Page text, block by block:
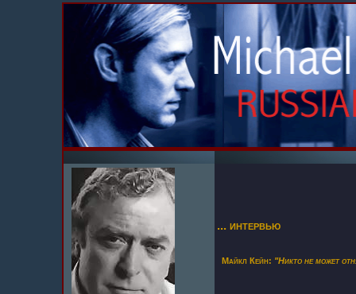
... интервью
Майкл Кейн: "Никто не может